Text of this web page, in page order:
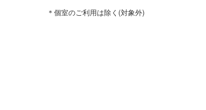
＊個室のご利用は除く(対象外)